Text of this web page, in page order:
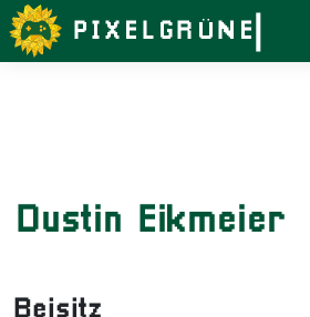
Weiter
zum
Dustin Eikmeier
Beisitz